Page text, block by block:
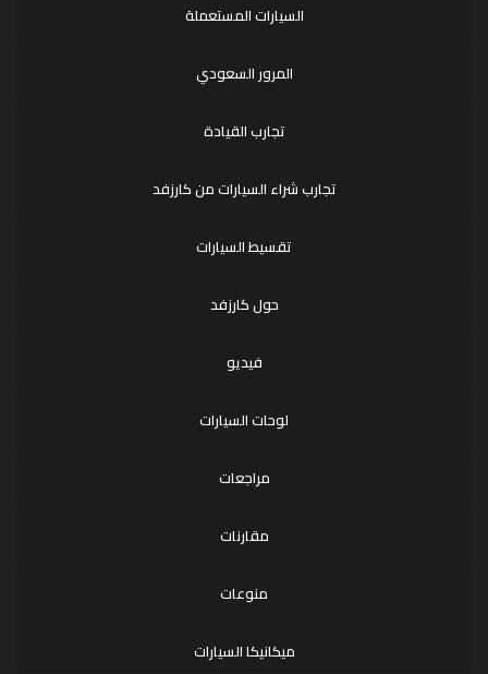
السيارات المستعملة
المرور السعودي
تجارب القيادة
تجارب شراء السيارات من كارزفد
تقسيط السيارات
حول كارزفد
فيديو
لوحات السيارات
مراجعات
مقارنات
منوعات
ميكانيكا السيارات